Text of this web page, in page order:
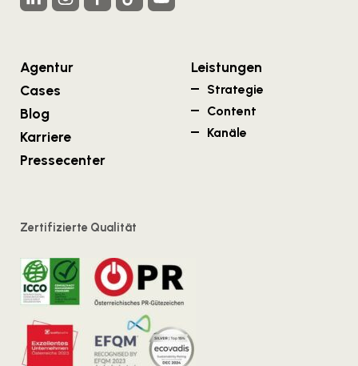
Agentur
Cases
Blog
Karriere
Pressecenter
Leistungen
Strategie
Content
Kanäle
Zertifizierte Qualität